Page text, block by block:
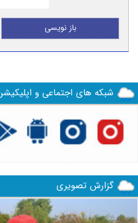
باز نویسی
شبکه های اجتماعی و
گزارش تصویری